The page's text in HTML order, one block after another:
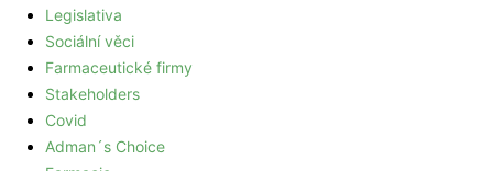
Legislativa
Sociální věci
Farmaceutické firmy
Stakeholders
Covid
Adman´s Choice